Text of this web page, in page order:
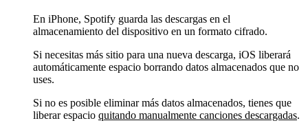
En iPhone, Spotify guarda las descargas en el
almacenamiento del dispositivo en un formato cifrado.
Si necesitas más sitio para una nueva descarga, iOS liberará
automáticamente espacio borrando datos almacenados que no
uses.
Si no es posible eliminar más datos almacenados, tienes que
liberar espacio quitando manualmente canciones descargadas.